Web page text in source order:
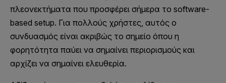
πλεονεκτήματα που προσφέρει σήμερα το software-
based setup. Για πολλούς χρήστες, αυτός ο
συνδυασμός είναι ακριβώς το σημείο όπου η
φορητότητα παύει να σημαίνει περιορισμούς και
αρχίζει να σημαίνει ελευθερία.